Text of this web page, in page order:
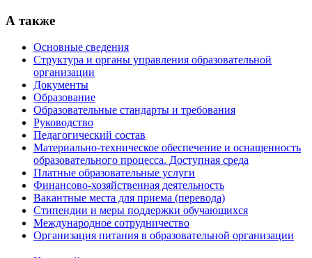
А также
Основные сведения
Структура и органы управления образовательной
организации
Документы
Образование
Образовательные стандарты и требования
Руководство
Педагогический состав
Материально-техническое обеспечение и оснащенность
образовательного процесса. Доступная среда
Платные образовательные услуги
Финансово-хозяйственная деятельность
Вакантные места для приема (перевода)
Стипендии и меры поддержки обучающихся
Международное сотрудничество
Организация питания в образовательной организации